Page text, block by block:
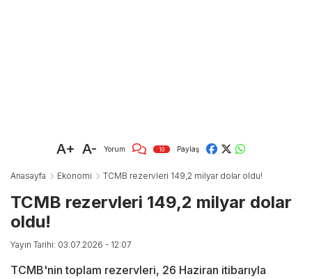
A+ A- Yorum 10 Paylaş
Anasayfa Ekonomi TCMB rezervleri 149,2 milyar dolar oldu!
TCMB rezervleri 149,2 milyar dolar
oldu!
Yayın Tarihi: 03.07.2026 - 12:07
TCMB'nin toplam rezervleri, 26 Haziran itibarıyla